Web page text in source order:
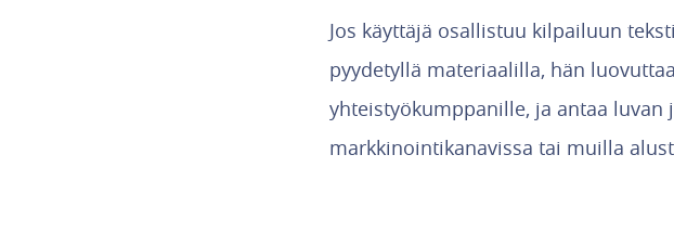
Jos käyttäjä osallistuu kilpailuun
pyydetyllä materiaalilla, hän
yhteistyökumppanille, ja antaa
markkinointikanavissa tai muilla